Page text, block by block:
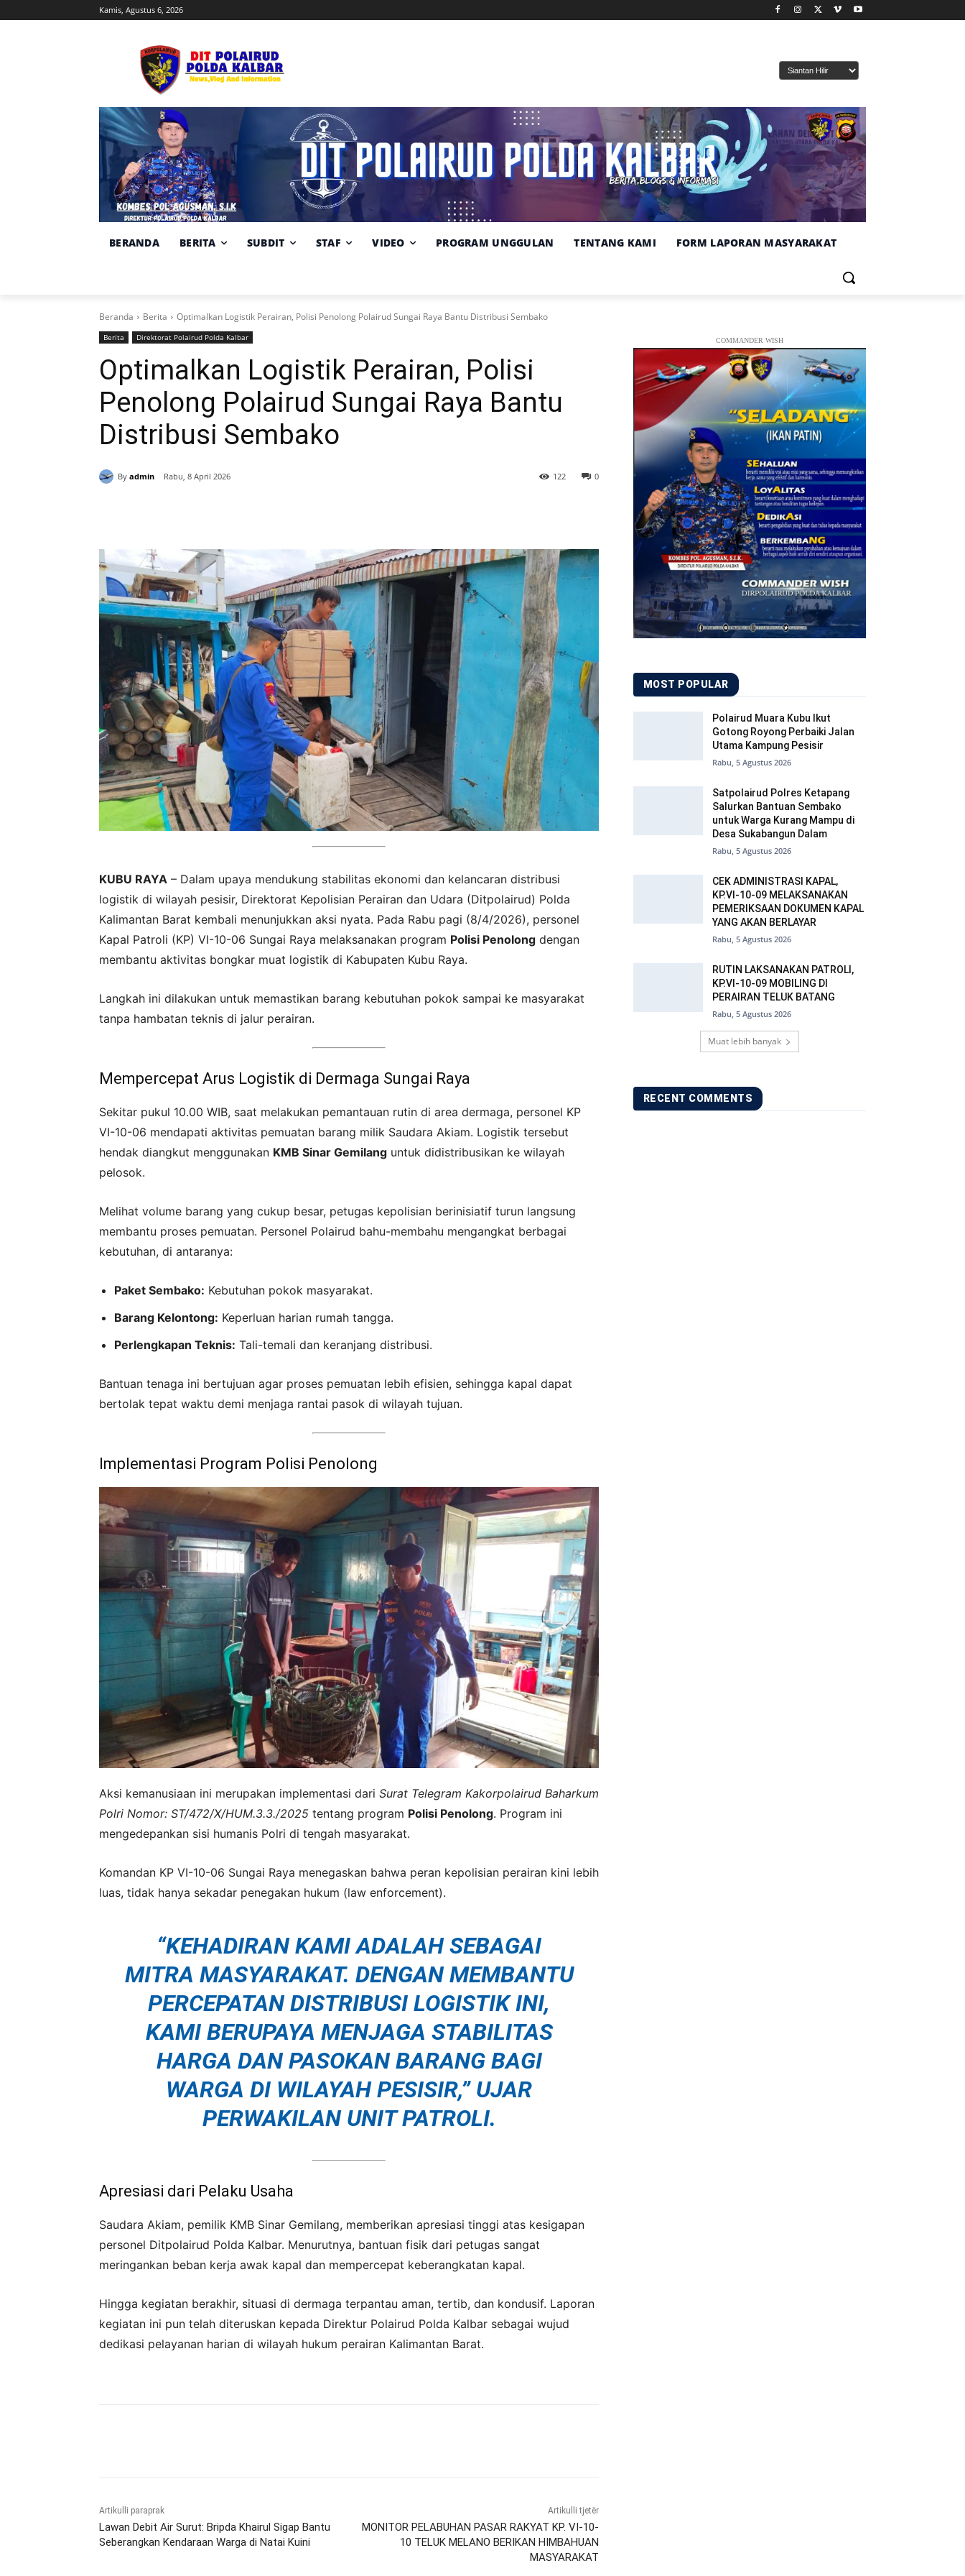
Kamis, Agustus 6, 2026
cuaca
BERANDA BERITA SUBDIT STAF VIDEO PROGRAM UNGGULAN TENTANG KAMI FORM LAPORAN MASYARAKAT
Beranda Berita Optimalkan Logistik Perairan, Polisi Penolong Polairud Sungai Raya Bantu Distribusi Sembako
Berita Direktorat Polairud Polda Kalbar
Optimalkan Logistik Perairan, Polisi
Penolong Polairud Sungai Raya Bantu
Distribusi Sembako
By admin Rabu, 8 April 2026 0
122
KUBU RAYA – Dalam upaya mendukung stabilitas ekonomi dan kelancaran distribusi
logistik di wilayah pesisir, Direktorat Kepolisian Perairan dan Udara (Ditpolairud) Polda
Kalimantan Barat kembali menunjukkan aksi nyata. Pada Rabu pagi (8/4/2026), personel
Kapal Patroli (KP) VI-10-06 Sungai Raya melaksanakan program Polisi Penolong dengan
membantu aktivitas bongkar muat logistik di Kabupaten Kubu Raya.
Langkah ini dilakukan untuk memastikan barang kebutuhan pokok sampai ke masyarakat
tanpa hambatan teknis di jalur perairan.
Mempercepat Arus Logistik di Dermaga Sungai Raya
Sekitar pukul 10.00 WIB, saat melakukan pemantauan rutin di area dermaga, personel KP
VI-10-06 mendapati aktivitas pemuatan barang milik Saudara Akiam. Logistik tersebut
hendak diangkut menggunakan KMB Sinar Gemilang untuk didistribusikan ke wilayah
pelosok.
Melihat volume barang yang cukup besar, petugas kepolisian berinisiatif turun langsung
membantu proses pemuatan. Personel Polairud bahu-membahu mengangkat berbagai
kebutuhan, di antaranya:
Paket Sembako: Kebutuhan pokok masyarakat.
Barang Kelontong: Keperluan harian rumah tangga.
Perlengkapan Teknis: Tali-temali dan keranjang distribusi.
Bantuan tenaga ini bertujuan agar proses pemuatan lebih efisien, sehingga kapal dapat
bertolak tepat waktu demi menjaga rantai pasok di wilayah tujuan.
Implementasi Program Polisi Penolong
Aksi kemanusiaan ini merupakan implementasi dari Surat Telegram Kakorpolairud Baharkum
Polri Nomor: ST/472/X/HUM.3.3./2025 tentang program Polisi Penolong. Program ini
mengedepankan sisi humanis Polri di tengah masyarakat.
Komandan KP VI-10-06 Sungai Raya menegaskan bahwa peran kepolisian perairan kini lebih
luas, tidak hanya sekadar penegakan hukum (law enforcement).
“KEHADIRAN KAMI ADALAH SEBAGAI
MITRA MASYARAKAT. DENGAN MEMBANTU
PERCEPATAN DISTRIBUSI LOGISTIK INI,
KAMI BERUPAYA MENJAGA STABILITAS
HARGA DAN PASOKAN BARANG BAGI
WARGA DI WILAYAH PESISIR,” UJAR
PERWAKILAN UNIT PATROLI.
Apresiasi dari Pelaku Usaha
Saudara Akiam, pemilik KMB Sinar Gemilang, memberikan apresiasi tinggi atas kesigapan
personel Ditpolairud Polda Kalbar. Menurutnya, bantuan fisik dari petugas sangat
meringankan beban kerja awak kapal dan mempercepat keberangkatan kapal.
Hingga kegiatan berakhir, situasi di dermaga terpantau aman, tertib, dan kondusif. Laporan
kegiatan ini pun telah diteruskan kepada Direktur Polairud Polda Kalbar sebagai wujud
dedikasi pelayanan harian di wilayah hukum perairan Kalimantan Barat.
Artikulli paraprak
Lawan Debit Air Surut: Bripda Khairul Sigap Bantu
Seberangkan Kendaraan Warga di Natai Kuini
Artikulli tjetër
MONITOR PELABUHAN PASAR RAKYAT KP. VI-10-
10 TELUK MELANO BERIKAN HIMBAHUAN
MASYARAKAT
COMMANDER WISH
MOST POPULAR
Polairud Muara Kubu Ikut
Gotong Royong Perbaiki Jalan
Utama Kampung Pesisir
Rabu, 5 Agustus 2026
Satpolairud Polres Ketapang
Salurkan Bantuan Sembako
untuk Warga Kurang Mampu di
Desa Sukabangun Dalam
Rabu, 5 Agustus 2026
CEK ADMINISTRASI KAPAL,
KP.VI-10-09 MELAKSANAKAN
PEMERIKSAAN DOKUMEN KAPAL
YANG AKAN BERLAYAR
Rabu, 5 Agustus 2026
RUTIN LAKSANAKAN PATROLI,
KP.VI-10-09 MOBILING DI
PERAIRAN TELUK BATANG
Rabu, 5 Agustus 2026
Muat lebih banyak
RECENT COMMENTS